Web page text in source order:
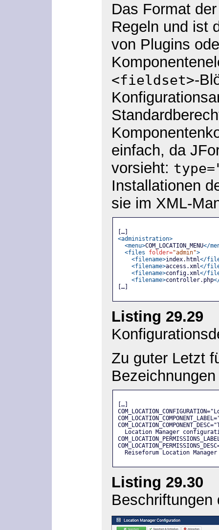
Das Format
Regeln und ist
von Plugins
<fieldset>-
einfach, da
vorsieht:
Installationen
sie im XML-
[…]
<administration>
<menu>COM_LOCATION_MENU</
<files
folder="admin">
<filename>index.html</
<filename>access.xml</
<filename>config.xml</
<filename>controller.php
[…]
Listing 29.29
Zu guter Letzt
[…]
Location Manager
Reiseforum Location
Listing 29.30
Beschriftungen